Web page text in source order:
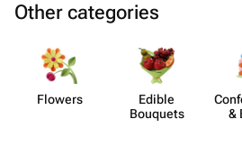
Other categories
Flowers
Edible
Bouquets
&